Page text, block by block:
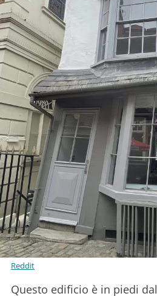
Reddit
Questo edificio è in piedi dal